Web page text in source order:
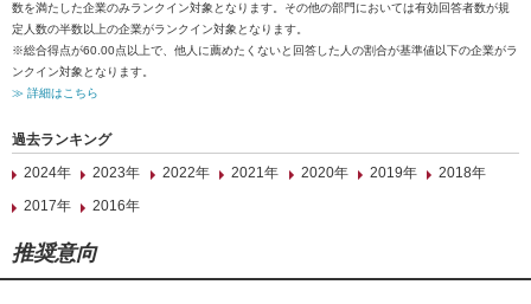
数を満たした企業のみランクイン対象となります。その他の部門においては有効回答者数が規
定人数の半数以上の企業がランクイン対象となります。
※総合得点が60.00点以上で、他人に薦めたくないと回答した人の割合が基準値以下の企業がラ
ンクイン対象となります。
≫ 詳細はこちら
過去ランキング
2024年
2023年 2022年 2021年 2020年 2019年
2018年
2017年
2016年
推奨意向